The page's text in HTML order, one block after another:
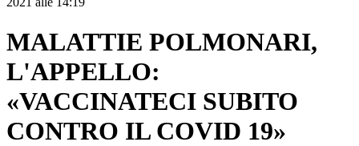
MALATTIE POLMONARI,
L'APPELLO:
«VACCINATECI SUBITO
CONTRO IL COVID 19»